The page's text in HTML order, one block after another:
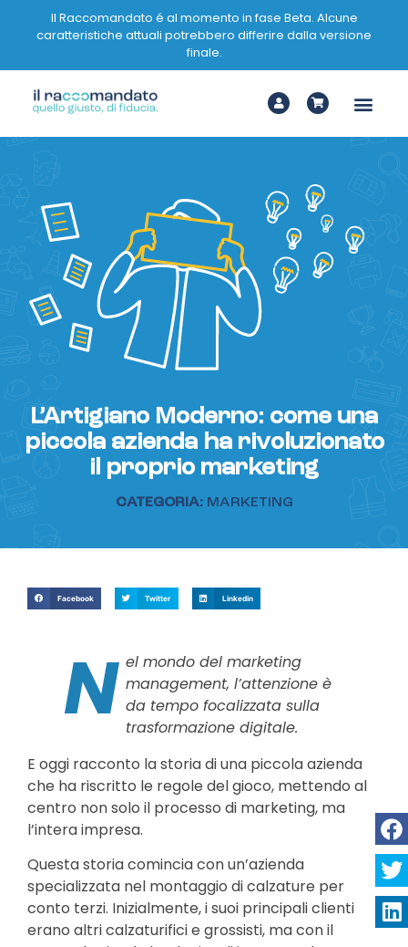
Il Raccomandato é al momento in fase Beta. Alcune
caratteristiche attuali potrebbero differire dalla versione
finale.
L’Artigiano Moderno: come una
piccola azienda ha rivoluzionato
il proprio marketing
CATEGORIA: MARKETING
Facebook Twitter Linkedin
N el mondo del marketing
management, l’attenzione è
da tempo focalizzata sulla
trasformazione digitale.
E oggi racconto la storia di una piccola azienda
che ha riscritto le regole del gioco, mettendo al
centro non solo il processo di marketing, ma
l’intera impresa.
Questa storia comincia con un’azienda
specializzata nel montaggio di calzature per
conto terzi. Inizialmente, i suoi principali clienti
erano altri calzaturifici e grossisti, ma con il